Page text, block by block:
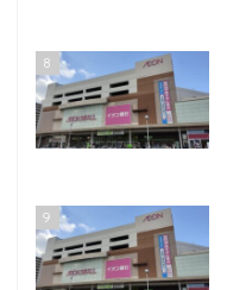
8
9